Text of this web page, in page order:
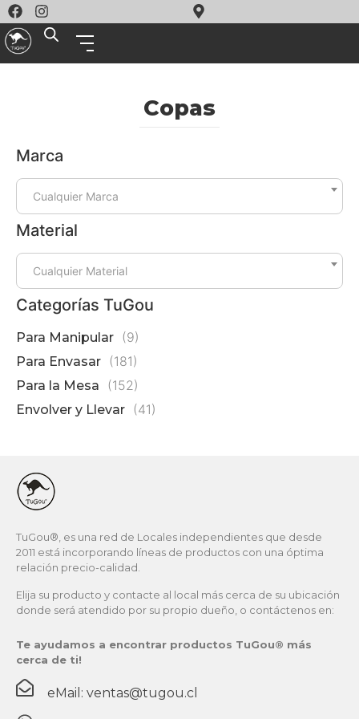
Copas
Marca
Cualquier Marca
Material
Cualquier Material
Categorías TuGou
Para Manipular (9)
Para Envasar (181)
Para la Mesa (152)
Envolver y Llevar (41)
TuGou®, es una red de Locales independientes que desde
2011 está incorporando líneas de productos con una óptima
relación precio-calidad.
Elija su producto y contacte al local más cerca de su ubicación
donde será atendido por su propio dueño, o contáctenos en:
Te ayudamos a encontrar productos TuGou® más
cerca de ti!
eMail: ventas@tugou.cl